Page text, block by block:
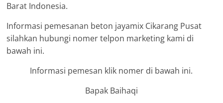
Barat Indonesia.
Informasi pemesanan beton jayamix Cikarang Pusat
silahkan hubungi nomer telpon marketing kami di
bawah ini.
Informasi pemesan klik nomer di bawah ini.
Bapak Baihaqi